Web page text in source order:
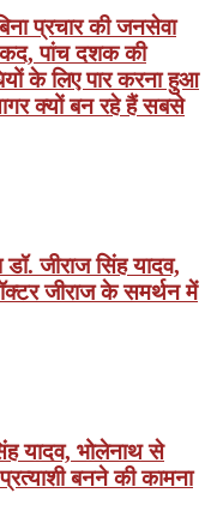
प्रचार की जनसेवा
कद, पांच दशक की
के लिए पार करना हुआ
क्यों बन रहे हैं सबसे
डॉ. जीराज सिंह यादव,
जीराज के समर्थन में
यादव, भोलेनाथ से
बनने की कामना